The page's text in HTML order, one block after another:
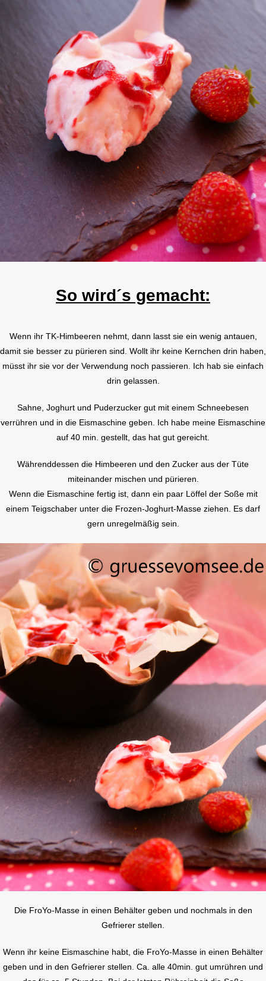
So wird´s gemacht:
Wenn ihr TK-Himbeeren nehmt, dann lasst sie ein wenig antauen,
damit sie besser zu pürieren sind. Wollt ihr keine Kernchen drin haben,
müsst ihr sie vor der Verwendung noch passieren. Ich hab sie einfach
drin gelassen.
Sahne, Joghurt und Puderzucker gut mit einem Schneebesen
verrühren und in die Eismaschine geben. Ich habe meine Eismaschine
auf 40 min. gestellt, das hat gut gereicht.
Währenddessen die Himbeeren und den Zucker aus der Tüte
miteinander mischen und pürieren.
Wenn die Eismaschine fertig ist, dann ein paar Löffel der Soße mit
einem Teigschaber unter die Frozen-Joghurt-Masse ziehen. Es darf
gern unregelmäßig sein.
Die FroYo-Masse in einen Behälter geben und nochmals in den
Gefrierer stellen.
Wenn ihr keine Eismaschine habt, die FroYo-Masse in einen Behälter
geben und in den Gefrierer stellen. Ca. alle 40min. gut umrühren und